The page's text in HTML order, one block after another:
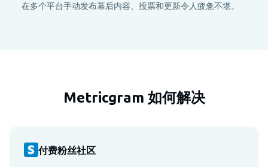
在多个平台手动发布幕后内容、投票和更新令人疲惫不堪。
Metricgram 如何解决
付费粉丝社区